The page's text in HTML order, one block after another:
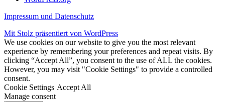
Impressum und Datenschutz
Mit Stolz präsentiert von WordPress
We use cookies on our website to give you the most relevant
experience by remembering your preferences and repeat visits. By
clicking “Accept All”, you consent to the use of ALL the cookies.
However, you may visit "Cookie Settings" to provide a controlled
consent.
Cookie Settings Accept All
Manage consent